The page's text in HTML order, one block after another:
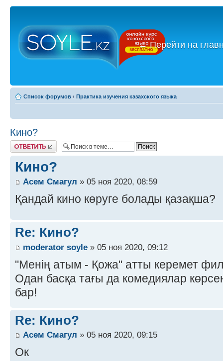
←Перейти на
Список форумов ‹ Практика изучения казахского языка
Кино?
Ответить
Кино?
Асем Смагул » 05 ноя 2020, 08:59
Қандай кино көруге болады қазақша?
Re: Кино?
moderator soyle » 05 ноя 2020, 09:12
"Менің атым - Қожа" атты керемет
Одан басқа тағы да комедиялар
бар!
Re: Кино?
Асем Смагул » 05 ноя 2020, 09:15
Ок